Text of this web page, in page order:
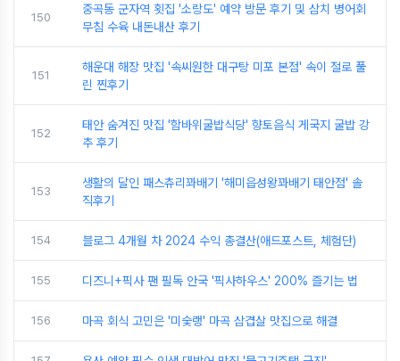
150
중곡동 군자역 횟집 '소랑도' 예약 방문 후기 및 삼치 병어회
무침 수육 내돈내산 후기
151
해운대 해장 맛집 '속씨원한 대구탕 미포 본점' 속이 절로 풀
린 찐후기
152
태안 숨겨진 맛집 '함바위굴밥식당' 향토음식 게국지 굴밥 강
추 후기
153
생활의 달인 패스츄리꽈배기 '해미읍성왕꽈배기 태안점' 솔
직후기
154 블로그 4개월 차 2024 수익 총결산(애드포스트, 체험단)
155 디즈니+픽사 팬 필독 안국 '픽사하우스' 200% 즐기는 법
156 마곡 회식 고민은 '미숯랭' 마곡 삼겹살 맛집으로 해결